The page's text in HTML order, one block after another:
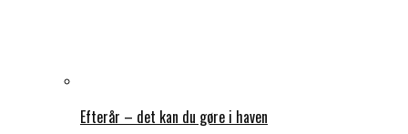
Efterår – det kan du gøre i haven